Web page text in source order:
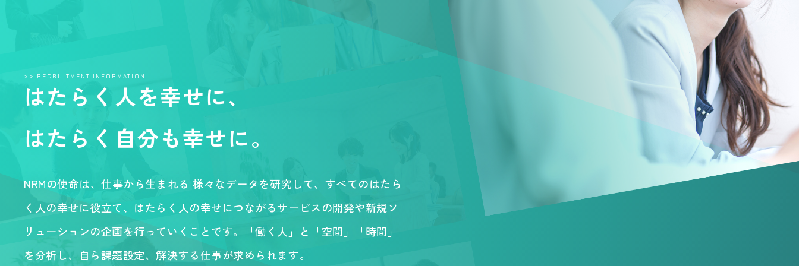
>> RECRUITMENT INFORMATION…
はたらく人を幸せに、
はたらく自分も幸せに。
NRMの使命は、仕事から生まれる 様々なデータを研究して、すべてのはたら
く人の幸せに役立て、はたらく人の幸せにつながるサービスの開発や新規ソ
リューションの企画を行っていくことです。「働く人」と「空間」「時間」
を分析し、自ら課題設定、解決する仕事が求められます。